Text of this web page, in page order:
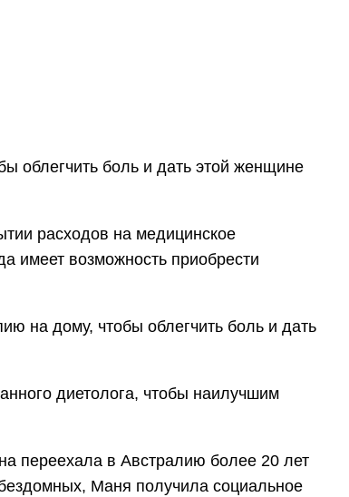
облегчить боль и дать этой женщине
расходов на медицинское
имеет возможность приобрести
на дому, чтобы облегчить боль и дать
диетолога, чтобы наилучшим
переехала в Австралию более 20 лет
Маня получила социальное